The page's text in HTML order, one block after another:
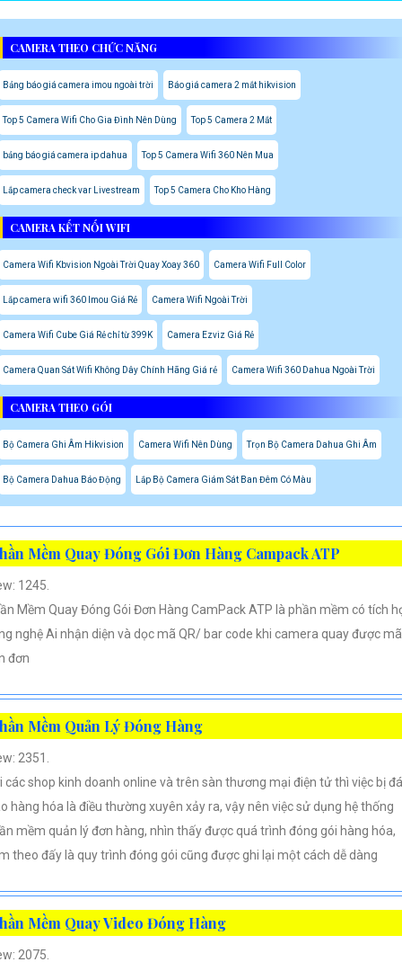
CAMERA THEO CHỨC NĂNG
Bảng báo giá camera imou ngoài trời Báo giá camera 2 mắt hikvision
Top 5 Camera Wifi Cho Gia Đình Nên Dùng Top 5 Camera 2 Mắt
bảng báo giá camera ip dahua Top 5 Camera Wifi 360 Nên Mua
Lắp camera check var Livestream Top 5 Camera Cho Kho Hàng
CAMERA KẾT NỐI WIFI
Camera Wifi Kbvision Ngoài Trời Quay Xoay 360 Camera Wifi Full Color
Lắp camera wifi 360 Imou Giá Rẻ Camera Wifi Ngoài Trời
Camera Wifi Cube Giá Rẻ chỉ từ 399K Camera Ezviz Giá Rẻ
Camera Quan Sát Wifi Không Dây Chính Hãng Giá rẻ Camera Wifi 360 Dahua Ngoài Trời
CAMERA THEO GÓI
Bộ Camera Ghi Âm Hikvision Camera Wifi Nên Dùng Trọn Bộ Camera Dahua Ghi Âm
Bộ Camera Dahua Báo Động Lắp Bộ Camera Giám Sát Ban Đêm Có Màu
Mềm Quay Đóng Gói Đơn Hàng Campack ATP
1245.
Mềm Quay Đóng Gói Đơn Hàng CamPack ATP là phần mềm có tích
nghệ Ai nhận diện và dọc mã QR/ bar code khi camera quay được mã
đơn
Mềm Quản Lý Đóng Hàng
2351.
các shop kinh doanh online và trên sàn thương mại điện tử thì việc bị
hàng hóa là điều thường xuyên xảy ra, vậy nên việc sử dụng hệ thống
mềm quản lý đơn hàng, nhìn thấy được quá trình đóng gói hàng hóa,
theo đấy là quy trình đóng gói cũng được ghi lại một cách dễ dàng
Mềm Quay Video Đóng Hàng
2075.